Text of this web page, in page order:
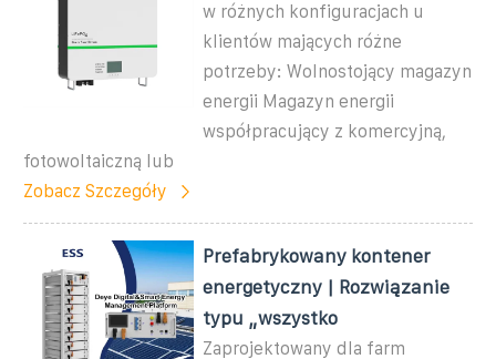
w różnych konfiguracjach u
klientów mających różne
potrzeby: Wolnostojący magazyn
energii Magazyn energii
współpracujący z komercyjną,
fotowoltaiczną lub
Zobacz Szczegóły
Prefabrykowany kontener
energetyczny | Rozwiązanie
typu „wszystko
Zaprojektowany dla farm